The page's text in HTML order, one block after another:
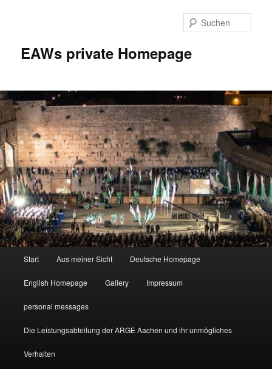
EAWs private Homepage
Start Aus meiner Sicht Deutsche Homepage
English Homepage Gallery Impressum
personal messages
Die Leistungsabteilung der ARGE Aachen und ihr unmögliches
Verhalten